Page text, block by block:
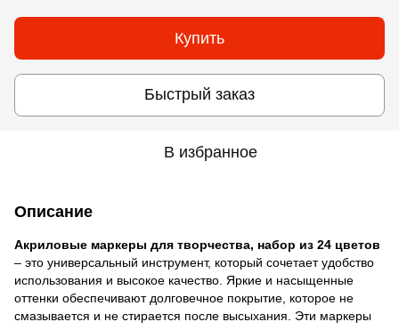
Купить
Быстрый заказ
В избранное
Описание
Акриловые маркеры для творчества, набор из 24 цветов
– это универсальный инструмент, который сочетает удобство
использования и высокое качество. Яркие и насыщенные
оттенки обеспечивают долговечное покрытие, которое не
смазывается и не стирается после высыхания. Эти маркеры